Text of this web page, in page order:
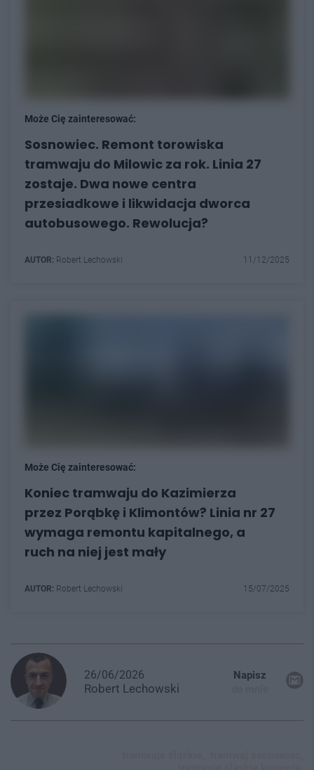
Może Cię zainteresować:
Sosnowiec. Remont torowiska
tramwaju do Milowic za rok. Linia 27
zostaje. Dwa nowe centra
przesiadkowe i likwidacja dworca
autobusowego. Rewolucja?
AUTOR: Robert Lechowski 11/12/2025
Może Cię zainteresować:
Koniec tramwaju do Kazimierza
przez Porąbkę i Klimontów? Linia nr 27
wymaga remontu kapitalnego, a
ruch na niej jest mały
AUTOR: Robert Lechowski 15/07/2025
26/06/2026
Robert Lechowski
Napisz